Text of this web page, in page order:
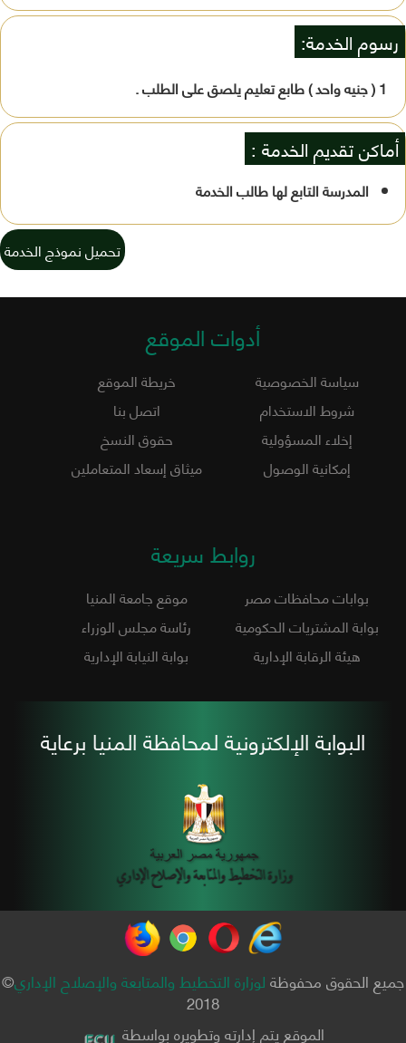
رسوم الخدمة:
1 ( جنيه واحد ) طابع تعليم يلصق على الطلب .
أماكن تقديم الخدمة :
المدرسة التابع لها طالب الخدمة
تحميل نموذج الخدمة
أدوات الموقع
سياسة الخصوصية
خريطة الموقع
شروط الاستخدام
اتصل بنا
إخلاء المسؤولية
حقوق النسخ
إمكانية الوصول
ميثاق إسعاد المتعاملين
روابط سريعة
بوابات محافظات مصر
موقع جامعة المنيا
بوابة المشتريات الحكومية
رئاسة مجلس الوزراء
هيئة الرقابة الإدارية
بوابة النيابة الإدارية
البوابة الإلكترونية لمحافظة المنيا برعاية
جميع الحقوق محفوظةلوزارة التخطيط والمتابعة والإصلاح الإداري©
2018
الموقع يتم إدارته وتطويره بواسطة